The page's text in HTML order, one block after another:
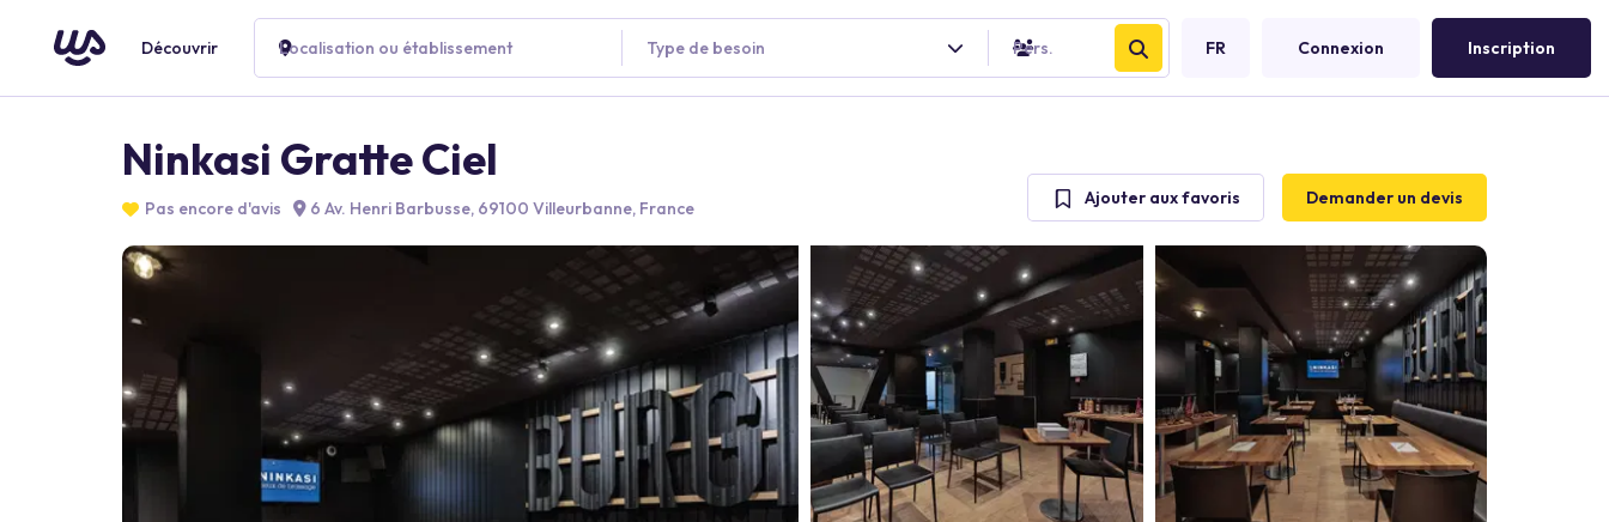
Découvrir Localisation ou établissement Type de besoin Pers. FR Connexion Inscription
Ninkasi Gratte Ciel
Pas encore d'avis 6 Av. Henri Barbusse, 69100 Villeurbanne, France Ajouter aux favoris Demander un devis